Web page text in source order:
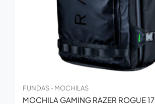
FUNDAS - MOCHILAS
MOCHILA GAMING RAZER ROGUE 17